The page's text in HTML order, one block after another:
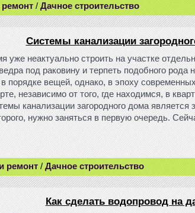
ремонт /Дачное строительство
Системы канализации
уже неактуально строить на участке
под раковину и терпеть подобного
порядке вещей, однако, в эпоху
независимо от того, где находимся, в
канализации загородного дома является
нужно заняться в первую очередь.
ремонт /Дачное строительство
Как сделать водопровод на